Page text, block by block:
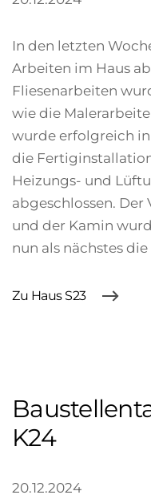
In den letzten
Arbeiten im Haus
Fliesenarbeiten
wie die
wurde erfolgreich
die
Heizungs- und
abgeschlossen.
und der Kamin
nun als nächstes
Zu Haus S23
K24
20.12.2024